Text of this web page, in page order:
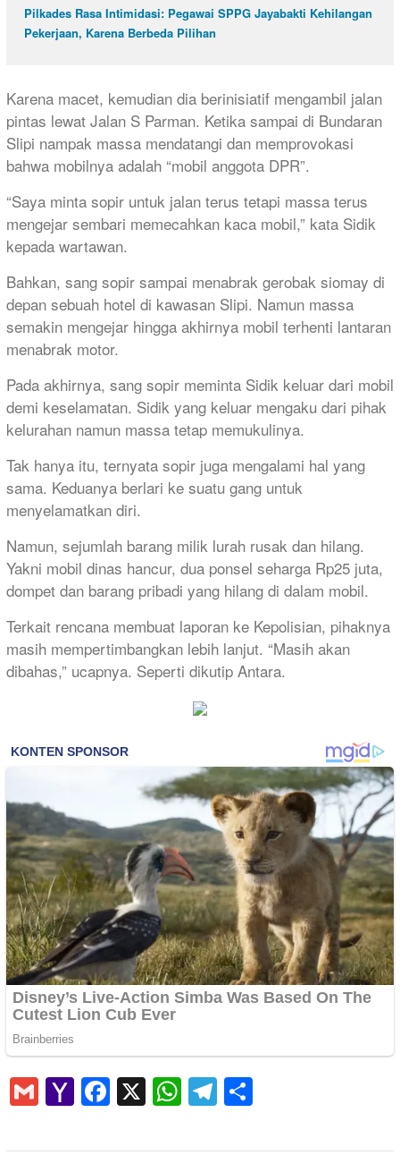
Pilkades Rasa Intimidasi: Pegawai SPPG Jayabakti Kehilangan
Pekerjaan, Karena Berbeda Pilihan
Karena macet, kemudian dia berinisiatif mengambil jalan
pintas lewat Jalan S Parman. Ketika sampai di Bundaran
Slipi nampak massa mendatangi dan memprovokasi
bahwa mobilnya adalah “mobil anggota DPR”.
“Saya minta sopir untuk jalan terus tetapi massa terus
mengejar sembari memecahkan kaca mobil,” kata Sidik
kepada wartawan.
Bahkan, sang sopir sampai menabrak gerobak siomay di
depan sebuah hotel di kawasan Slipi. Namun massa
semakin mengejar hingga akhirnya mobil terhenti lantaran
menabrak motor.
Pada akhirnya, sang sopir meminta Sidik keluar dari mobil
demi keselamatan. Sidik yang keluar mengaku dari pihak
kelurahan namun massa tetap memukulinya.
Tak hanya itu, ternyata sopir juga mengalami hal yang
sama. Keduanya berlari ke suatu gang untuk
menyelamatkan diri.
Namun, sejumlah barang milik lurah rusak dan hilang.
Yakni mobil dinas hancur, dua ponsel seharga Rp25 juta,
dompet dan barang pribadi yang hilang di dalam mobil.
Terkait rencana membuat laporan ke Kepolisian, pihaknya
masih mempertimbangkan lebih lanjut. “Masih akan
dibahas,” ucapnya. Seperti dikutip Antara.
GmailYahooFacebook
X WhatsApp
Telegram